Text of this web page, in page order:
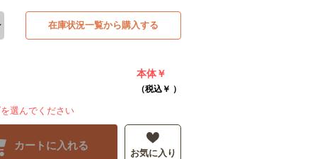
在庫状況一覧から購入する
本体￥
（税込￥ ）
選んでください
カートに入れる
お気に入り